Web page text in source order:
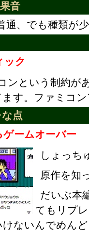
音
通、でも種類が
ック
ンという制約が
す。ファミコ
点
ゲームオーバー
しょっち
原作を知
だいぶ本
てもリプ
ないんでめんど